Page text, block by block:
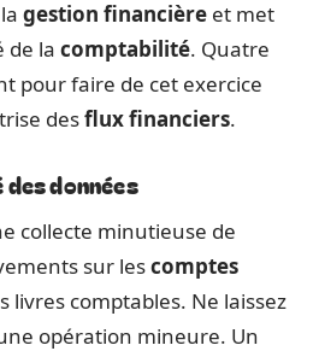
gestion financière et met
de la comptabilité. Quatre
pour faire de cet exercice
desflux financiers.
données
collecte minutieuse de
sur lescomptes
livres comptables. Ne laissez
opération mineure. Un